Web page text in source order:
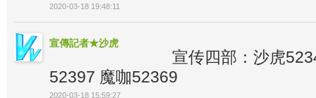
2020-03-18 19:48:11
宣傳記者★沙虎
宣传四部：沙虎
52397 魔咖52369
2020-03-18 15:59:27